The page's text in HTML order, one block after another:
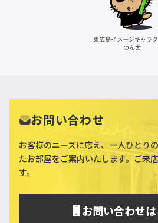
お問い合わせ
お客様のニーズに応え、一人ひとり
たお部屋をご案内いたします。ご来
す。
お問い合わせ